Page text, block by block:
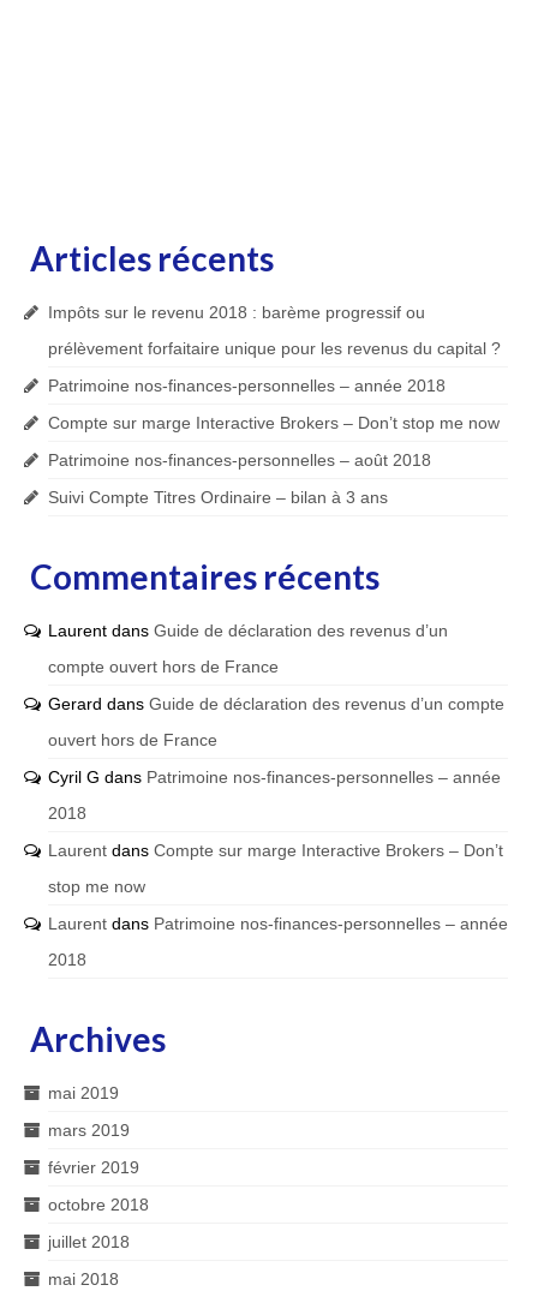
Articles récents
Impôts sur le revenu 2018 : barème progressif ou
prélèvement forfaitaire unique pour les revenus du capital ?
Patrimoine nos-finances-personnelles – année 2018
Compte sur marge Interactive Brokers – Don’t stop me now
Patrimoine nos-finances-personnelles – août 2018
Suivi Compte Titres Ordinaire – bilan à 3 ans
Commentaires récents
Laurent dans Guide de déclaration des revenus d’un
compte ouvert hors de France
Gerard dans Guide de déclaration des revenus d’un compte
ouvert hors de France
Cyril G dans Patrimoine nos-finances-personnelles – année
2018
Laurent dans Compte sur marge Interactive Brokers – Don’t
stop me now
Laurent dans Patrimoine nos-finances-personnelles – année
2018
Archives
mai 2019
mars 2019
février 2019
octobre 2018
juillet 2018
mai 2018